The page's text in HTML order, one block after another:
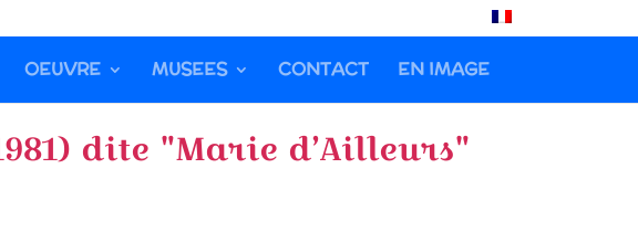
OEUVRE MUSEES CONTACT EN IMAGE
1981) dite "Marie d’Ailleurs"